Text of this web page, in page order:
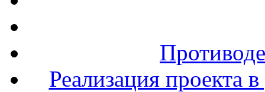
Реализация проекта